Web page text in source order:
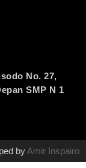
No. 27,
SMP N 1
byAmir Inspairo